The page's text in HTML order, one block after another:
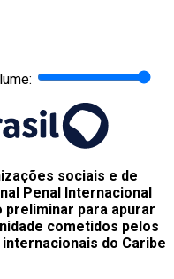
sociais e de
Penal Internacional
para apurar
cometidos pelos
do Caribe